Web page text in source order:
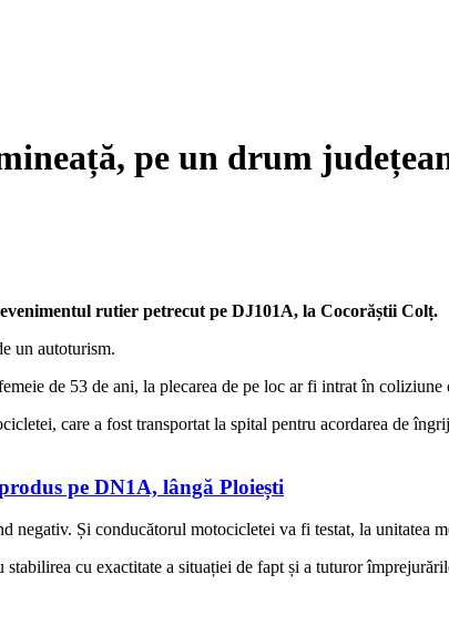
pe un drum
rutier petrecut pe DJ101A, la Cocorăștii Colț.
un autoturism.
de 53 de ani, la plecarea de pe loc ar fi intrat în coliziune
care a fost transportat la spital pentru acordarea de
pe DN1A, lângă Ploiești
negativ. Și conducătorul motocicletei va fi testat, la unitatea
cu exactitate a situației de fapt și a tuturor